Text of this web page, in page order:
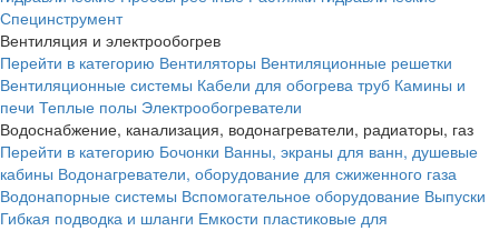
Специнструмент
Вентиляция и электрообогрев
Перейти в категорию Вентиляторы Вентиляционные решетки
Вентиляционные системы Кабели для обогрева труб Камины и
печи Теплые полы Электрообогреватели
Водоснабжение, канализация, водонагреватели, радиаторы, газ
Перейти в категорию Бочонки Ванны, экраны для ванн, душевые
кабины Водонагреватели, оборудование для сжиженного газа
Водонапорные системы Вспомогательное оборудование Выпуски
Гибкая подводка и шланги Емкости пластиковые для